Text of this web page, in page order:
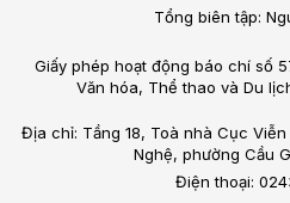
Tổng biên tập:
Giấy phép hoạt động báo chí số
Văn hóa, Thể thao và Du
Địa chỉ: Tầng 18, Toà nhà Cục
Nghệ, phường Cầu
Điện thoại: